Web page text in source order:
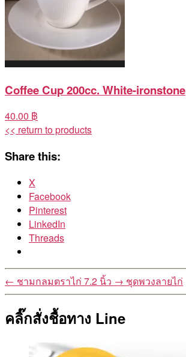
Coffee Cup 200cc. White-ironstone
40.00 ฿
<< return to products
Share this:
X
Facebook
Pinterest
LinkedIn
Threads
← ชามกลมตราไก่ 7.2 นิ้ว → ชุดพวงลายไก่
คลิ๊กสั่งชื้อทาง Line